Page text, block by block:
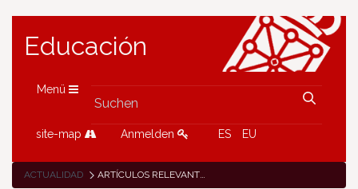
Educación
Menü
site-map Anmelden ES EU
ACTUALIDAD ARTÍCULOS RELEVANTES DE LA WEB ETWINNING DEL MES DE FEBRERO